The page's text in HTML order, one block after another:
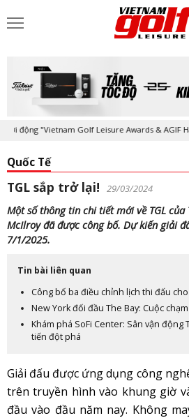
"Vietnam Golf Leisure Awards & AGIF Hanoi
Quốc Tế
TGL sắp trở lại! 29/03/2024
Một số thông tin chi tiết mới về TGL của
McIlroy đã được công bố. Dự kiến ​​giải
7/1/2025.
Tin bài liên quan
Công bố ba điều chỉnh lịch thi đấu cho
New York đối đầu The Bay: Cuộc
Khám phá SoFi Center: Sân vận động
tiến đột phá
Giải đấu được ứng dụng công
trên truyền hình vào khung giờ
đầu vào đầu năm nay. Không